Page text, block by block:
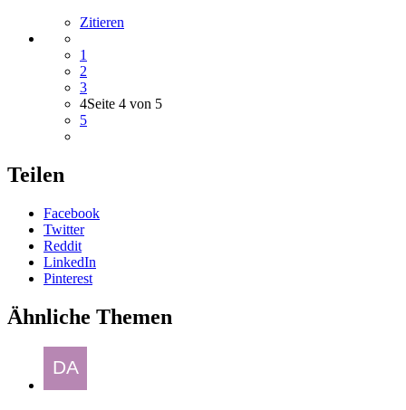
Zitieren
1
2
3
4Seite 4 von 5
5
Teilen
Facebook
Twitter
Reddit
LinkedIn
Pinterest
Ähnliche Themen